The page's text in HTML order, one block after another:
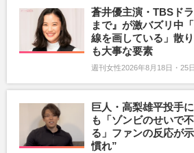
蒼井優主演・TBSド
まで』が激バズリ中
線を画している」散
も大事な要素
週刊女性2026年8月18日・25
巨人・高梨雄平投手
も「ゾンビのせいで
る」ファンの反応が
慣れ”